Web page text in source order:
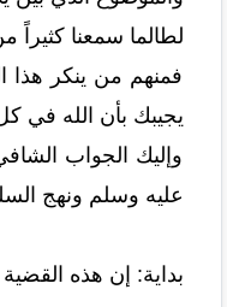
لطالما سمعنا
فمنهم من ينكر
يجيبك بأن الله في
وإليك الجواب
عليه وسلم ونهج
بداية: إن هذه القضية